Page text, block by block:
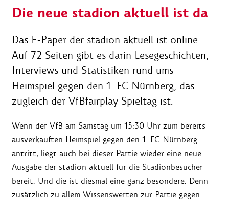
Die neue stadion aktuell ist da
Das E-Paper der stadion aktuell ist online.
Auf 72 Seiten gibt es darin Lesegeschichten,
Interviews und Statistiken rund ums
Heimspiel gegen den 1. FC Nürnberg, das
zugleich der VfBfairplay Spieltag ist.
Wenn der VfB am Samstag um 15:30 Uhr zum bereits
ausverkauften Heimspiel gegen den 1. FC Nürnberg
antritt, liegt auch bei dieser Partie wieder eine neue
Ausgabe der stadion aktuell für die Stadionbesucher
bereit. Und die ist diesmal eine ganz besondere. Denn
zusätzlich zu allem Wissenswerten zur Partie gegen